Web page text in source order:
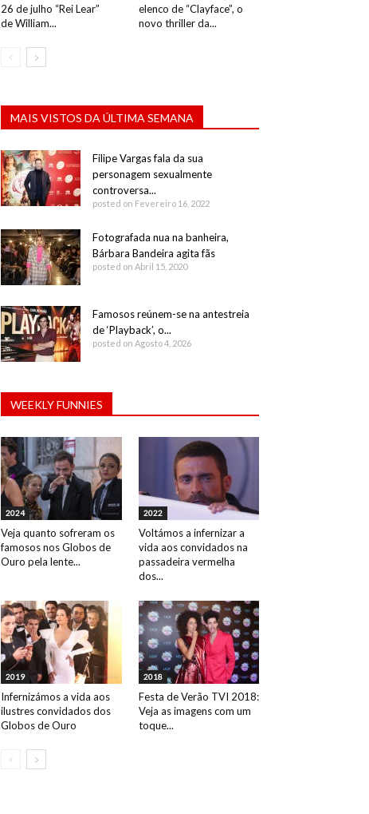
26 de julho “Rei Lear”
de William...
elenco de “Clayface”, o
novo thriller da...
MAIS VISTOS DA ÚLTIMA SEMANA
Filipe Vargas fala da sua
personagem sexualmente
controversa...
posted on Fevereiro 16, 2022
Fotografada nua na banheira,
Bárbara Bandeira agita fãs
posted on Abril 15, 2020
Famosos reúnem-se na antestreia
de ‘Playback’, o...
posted on Agosto 4, 2026
WEEKLY FUNNIES
2024
Veja quanto sofreram os
famosos nos Globos de
Ouro pela lente...
2022
Voltámos a infernizar a
vida aos convidados na
passadeira vermelha
dos...
2019
Infernizámos a vida aos
ilustres convidados dos
Globos de Ouro
2018
Festa de Verão TVI 2018:
Veja as imagens com um
toque...